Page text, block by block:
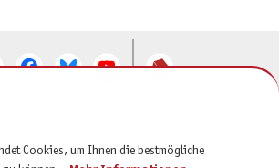
Cookies, um Ihnen die bestmögliche